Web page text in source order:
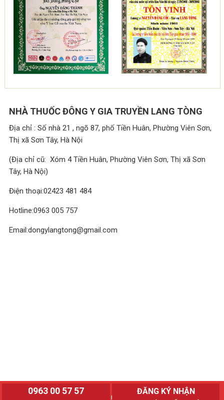
NHÀ THUỐC ĐÔNG Y GIA TRUYỀN LANG TÒNG
Địa chỉ : Số nhà 21 , ngõ 87, phố Tiền Huân, Phường Viên Sơn,
Thị xã Sơn Tây, Hà Nội
(Địa chỉ cũ: Xóm 4 Tiền Huân, Phường Viên Sơn, Thị xã Sơn
Tây, Hà Nội)
Điện thoại:02423 481 484
Hotline:0963 005 757
Email:dongylangtong@gmail.com
© 2018 Đông y Lang Tòng. All rights reserved.
0963 00 57 57
ĐĂNG KÝ NHẬN